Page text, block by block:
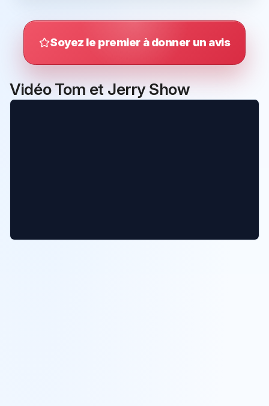
Soyez le premier à donner un avis
Vidéo Tom et Jerry Show